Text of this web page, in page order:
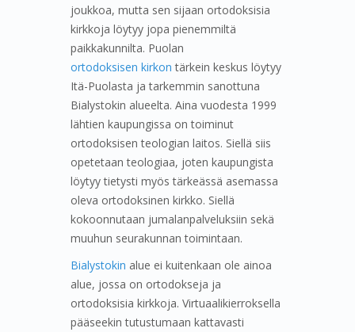
joukkoa, mutta sen sijaan ortodoksisia
kirkkoja löytyy jopa pienemmiltä
paikkakunnilta. Puolan
ortodoksisen kirkon tärkein keskus löytyy
Itä-Puolasta ja tarkemmin sanottuna
Bialystokin alueelta. Aina vuodesta 1999
lähtien kaupungissa on toiminut
ortodoksisen teologian laitos. Siellä siis
opetetaan teologiaa, joten kaupungista
löytyy tietysti myös tärkeässä asemassa
oleva ortodoksinen kirkko. Siellä
kokoonnutaan jumalanpalveluksiin sekä
muuhun seurakunnan toimintaan.
Bialystokin alue ei kuitenkaan ole ainoa
alue, jossa on ortodokseja ja
ortodoksisia kirkkoja. Virtuaalikierroksella
pääseekin tutustumaan kattavasti